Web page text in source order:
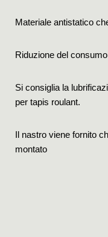
Materiale antistatico
Riduzione del
Si consiglia la
per tapis roulant.
Il nastro viene fornito
montato